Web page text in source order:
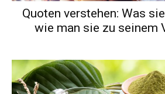
Quoten verstehen: Was
wie man sie zu seinem